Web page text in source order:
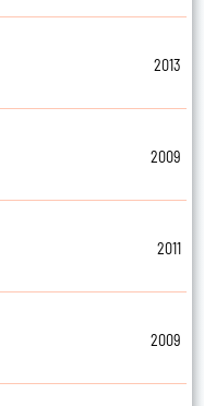
2013
2009
2011
2009